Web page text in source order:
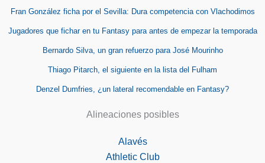
Fran González ficha por el Sevilla: Dura competencia con Vlachodimos
Jugadores que fichar en tu Fantasy para antes de empezar la temporada
Bernardo Silva, un gran refuerzo para José Mourinho
Thiago Pitarch, el siguiente en la lista del Fulham
Denzel Dumfries, ¿un lateral recomendable en Fantasy?
Alineaciones posibles
Alavés
Athletic Club